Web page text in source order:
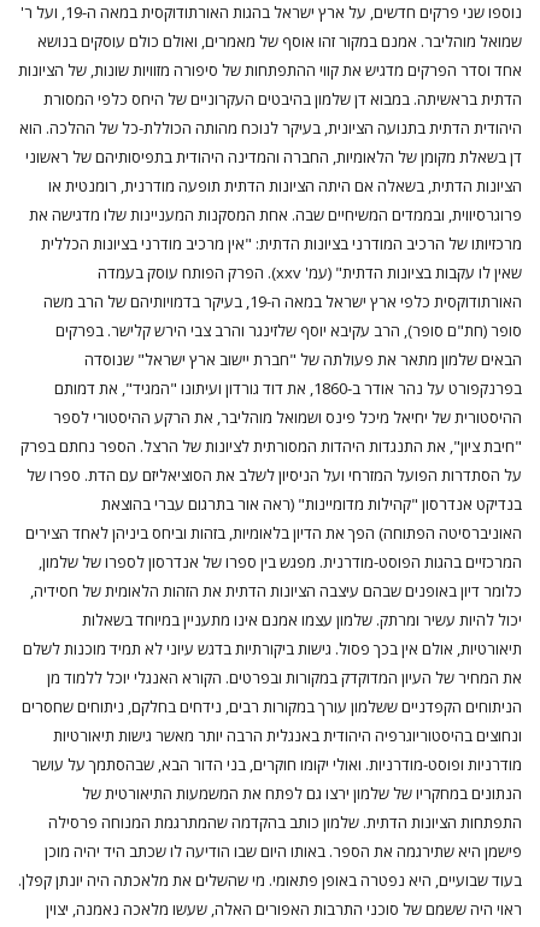
נוספו שני פרקים חדשים, על ארץ ישראל בהגות האורתודוקסית במאה ה-19, ועל ר'
שמואל מוהליבר. אמנם במקור זהו אוסף של מאמרים, ואולם כולם עוסקים בנושא
אחד וסדר הפרקים מדגיש את קווי ההתפתחות של סיפורה מזוויות שונות, של הציונות
הדתית בראשיתה. במבוא דן שלמון בהיבטים העקרוניים של היחס כלפי המסורת
היהודית הדתית בתנועה הציונית, בעיקר לנוכח מהותה הכוללת-כל של ההלכה. הוא
דן בשאלת מקומן של הלאומיות, החברה והמדינה היהודית בתפיסותיהם של ראשוני
הציונות הדתית, בשאלה אם היתה הציונות הדתית תופעה מודרנית, רומנטית או
פרוגרסיווית, ובממדים המשיחיים שבה. אחת המסקנות המעניינות שלו מדגישה את
מרכזיותו של הרכיב המודרני בציונות הדתית: "אין מרכיב מודרני בציונות הכללית
שאין לו עקבות בציונות הדתית" (עמ' xxv). הפרק הפותח עוסק בעמדה
האורתודוקסית כלפי ארץ ישראל במאה ה-19, בעיקר בדמויותיהם של הרב משה
סופר (חת"ם סופר), הרב עקיבא יוסף שלזינגר והרב צבי הירש קלישר. בפרקים
הבאים שלמון מתאר את פעולתה של "חברת יישוב ארץ ישראל" שנוסדה
בפרנקפורט על נהר אודר ב-1860, את דוד גורדון ועיתונו "המגיד", את דמותם
ההיסטורית של יחיאל מיכל פינס ושמואל מוהליבר, את הרקע ההיסטורי לספר
"חיבת ציון", את התנגדות היהדות המסורתית לציונות של הרצל. הספר נחתם בפרק
על הסתדרות הפועל המזרחי ועל הניסיון לשלב את הסוציאליזם עם הדת. ספרו של
בנדיקט אנדרסון "קהילות מדומיינות" (ראה אור בתרגום עברי בהוצאת
האוניברסיטה הפתוחה) הפך את הדיון בלאומיות, בזהות וביחס ביניהן לאחד הצירים
המרכזיים בהגות הפוסט-מודרנית. מפגש בין ספרו של אנדרסון לספרו של שלמון,
כלומר דיון באופנים שבהם עיצבה הציונות הדתית את הזהות הלאומית של חסידיה,
יכול להיות עשיר ומרתק. שלמון עצמו אמנם אינו מתעניין במיוחד בשאלות
תיאורטיות, אולם אין בכך פסול. גישות ביקורתיות בדגש עיוני לא תמיד מוכנות לשלם
את המחיר של העיון המדוקדק במקורות ובפרטים. הקורא האנגלי יוכל ללמוד מן
הניתוחים הקפדניים ששלמון עורך במקורות רבים, נידחים בחלקם, ניתוחים שחסרים
ונחוצים בהיסטוריוגרפיה היהודית באנגלית הרבה יותר מאשר גישות תיאורטיות
מודרניות ופוסט-מודרניות. ואולי יקומו חוקרים, בני הדור הבא, שבהסתמך על עושר
הנתונים במחקריו של שלמון ירצו גם לפתח את המשמעות התיאורטית של
התפתחות הציונות הדתית. שלמון כותב בהקדמה שהמתרגמת המנוחה פרסילה
פישמן היא שתירגמה את הספר. באותו היום שבו הודיעה לו שכתב היד יהיה מוכן
בעוד שבועיים, היא נפטרה באופן פתאומי. מי שהשלים את מלאכתה היה יונתן קפלן.
ראוי היה ששמם של סוכני התרבות האפורים האלה, שעשו מלאכה נאמנה, יצוין